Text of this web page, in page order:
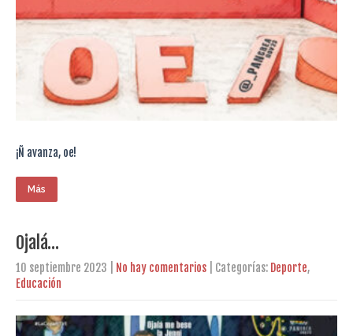
¡Ñ avanza, oe!
Más
Ojalá…
10 septiembre 2023 No hay comentarios | Categorías: Deporte,
Educación